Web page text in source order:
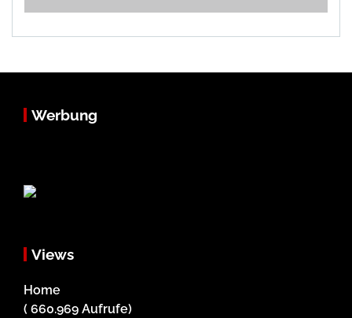
Werbung
Views
Home
( 660.969 Aufrufe)